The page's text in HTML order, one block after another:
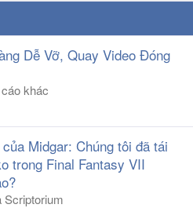
Dễ Vỡ, Quay Video Đóng
khác
Midgar: Chúng tôi đã tái
trong Final Fantasy VII
Scriptorium